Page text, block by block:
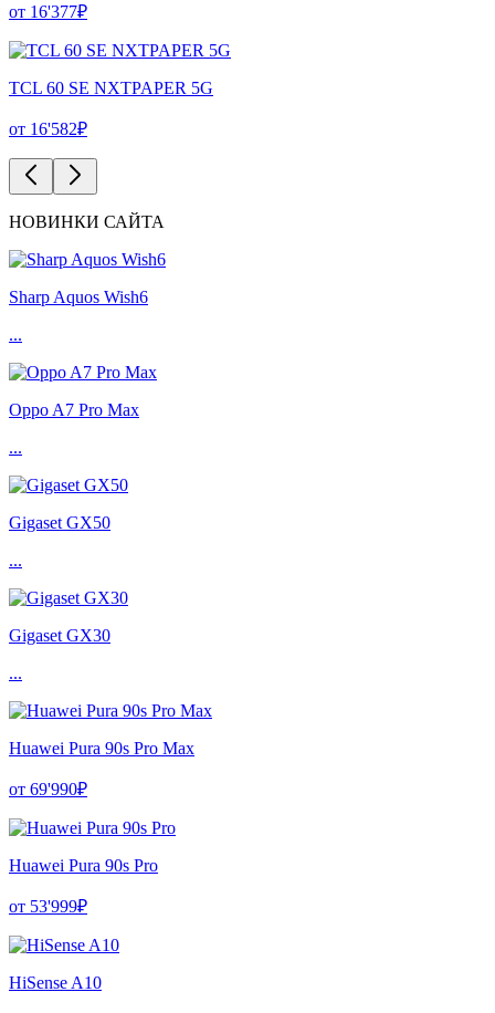
от 16'377₽
TCL 60 SE NXTPAPER 5G
от 16'582₽
НОВИНКИ САЙТА
Sharp Aquos Wish6
...
Oppo A7 Pro Max
...
Gigaset GX50
...
Gigaset GX30
...
Huawei Pura 90s Pro Max
от 69'990₽
Huawei Pura 90s Pro
от 53'999₽
HiSense A10